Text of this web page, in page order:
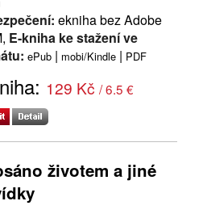
ekniha bez Adobe
E-kniha ke stažení ve
ePub | mobi/Kindle | PDF
129 Kč / 6.5 €
životem a jiné